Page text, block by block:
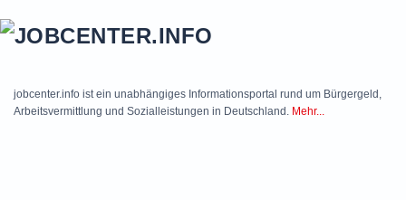
jobcenter.info ist ein unabhängiges Informationsportal rund um Bürgergeld,
Arbeitsvermittlung und Sozialleistungen in Deutschland. Mehr...